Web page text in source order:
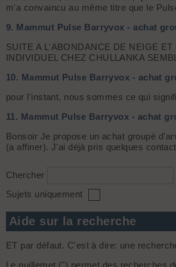
m'a convaincu au même titre que le
9. Mammut Pulse Barryvox - achat
SUITE A L'ABONDANCE DE NEIGE
INDIVIDUEL CHEZ CHULLANKA
10. Mammut Pulse Barryvox - achat
pour l'instant, nous sommes ce qui
11. Mammut Pulse Barryvox - achat
Bonsoir Je propose un achat groupé
(a affiner). J'ai déjà pris quelques
Chercher
Sujets uniquement
Aide sur la recherche
ET par défaut. C'est à dire: une